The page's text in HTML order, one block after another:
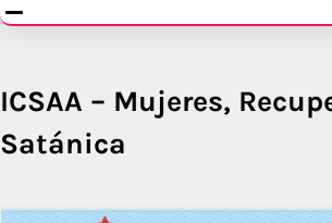
ICSAA – Mujeres,
Satánica